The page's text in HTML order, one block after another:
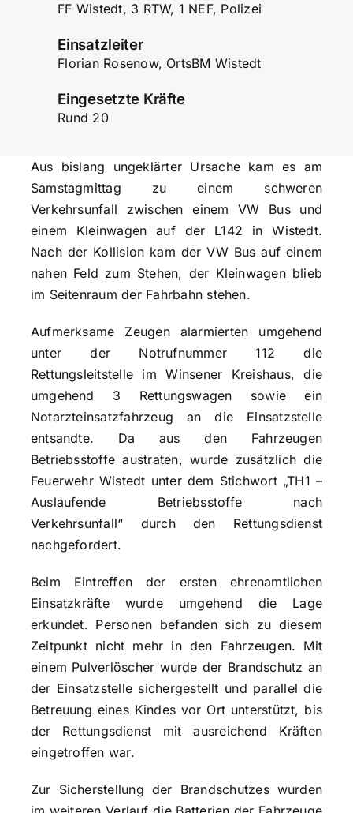
FF Wistedt, 3 RTW, 1 NEF, Polizei
Einsatzleiter
Florian Rosenow, OrtsBM Wistedt
Eingesetzte Kräfte
Rund 20
Aus bislang ungeklärter Ursache kam es am
Samstagmittag zu einem schweren
Verkehrsunfall zwischen einem VW Bus und
einem Kleinwagen auf der L142 in Wistedt.
Nach der Kollision kam der VW Bus auf einem
nahen Feld zum Stehen, der Kleinwagen blieb
im Seitenraum der Fahrbahn stehen.
Aufmerksame Zeugen alarmierten umgehend
unter der Notrufnummer 112 die
Rettungsleitstelle im Winsener Kreishaus, die
umgehend 3 Rettungswagen sowie ein
Notarzteinsatzfahrzeug an die Einsatzstelle
entsandte. Da aus den Fahrzeugen
Betriebsstoffe austraten, wurde zusätzlich die
Feuerwehr Wistedt unter dem Stichwort „TH1 –
Auslaufende Betriebsstoffe nach
Verkehrsunfall“ durch den Rettungsdienst
nachgefordert.
Beim Eintreffen der ersten ehrenamtlichen
Einsatzkräfte wurde umgehend die Lage
erkundet. Personen befanden sich zu diesem
Zeitpunkt nicht mehr in den Fahrzeugen. Mit
einem Pulverlöscher wurde der Brandschutz an
der Einsatzstelle sichergestellt und parallel die
Betreuung eines Kindes vor Ort unterstützt, bis
der Rettungsdienst mit ausreichend Kräften
eingetroffen war.
Zur Sicherstellung der Brandschutzes wurden